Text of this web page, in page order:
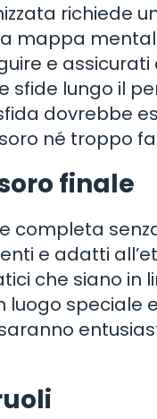
richiede
mappa
e
sfide lungo il
dovrebbe
né troppo
finale
completa
e adatti
che siano in
luogo speciale